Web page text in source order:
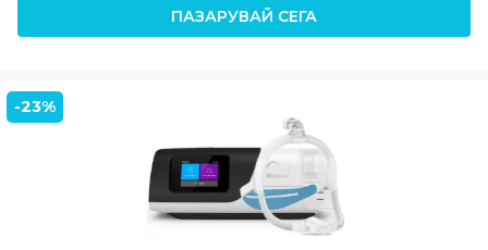
was:
1,339.58 €.
е:
1,020.03 €.
ПАЗАРУВАЙ СЕГА
-23%